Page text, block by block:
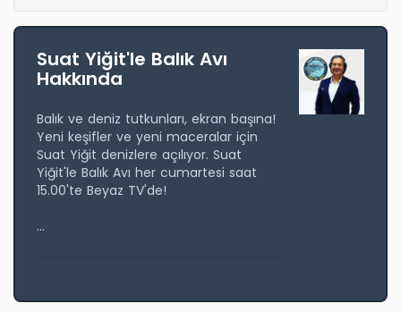
Suat Yiğit'le Balık Avı
Hakkında
Balık ve deniz tutkunları, ekran başına!
Yeni keşifler ve yeni maceralar için
Suat Yiğit denizlere açılıyor. Suat
Yiğit'le Balık Avı her cumartesi saat
15.00'te Beyaz TV'de!
...